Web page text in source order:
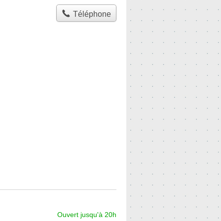
Téléphone
Ouvert jusqu'à 20h